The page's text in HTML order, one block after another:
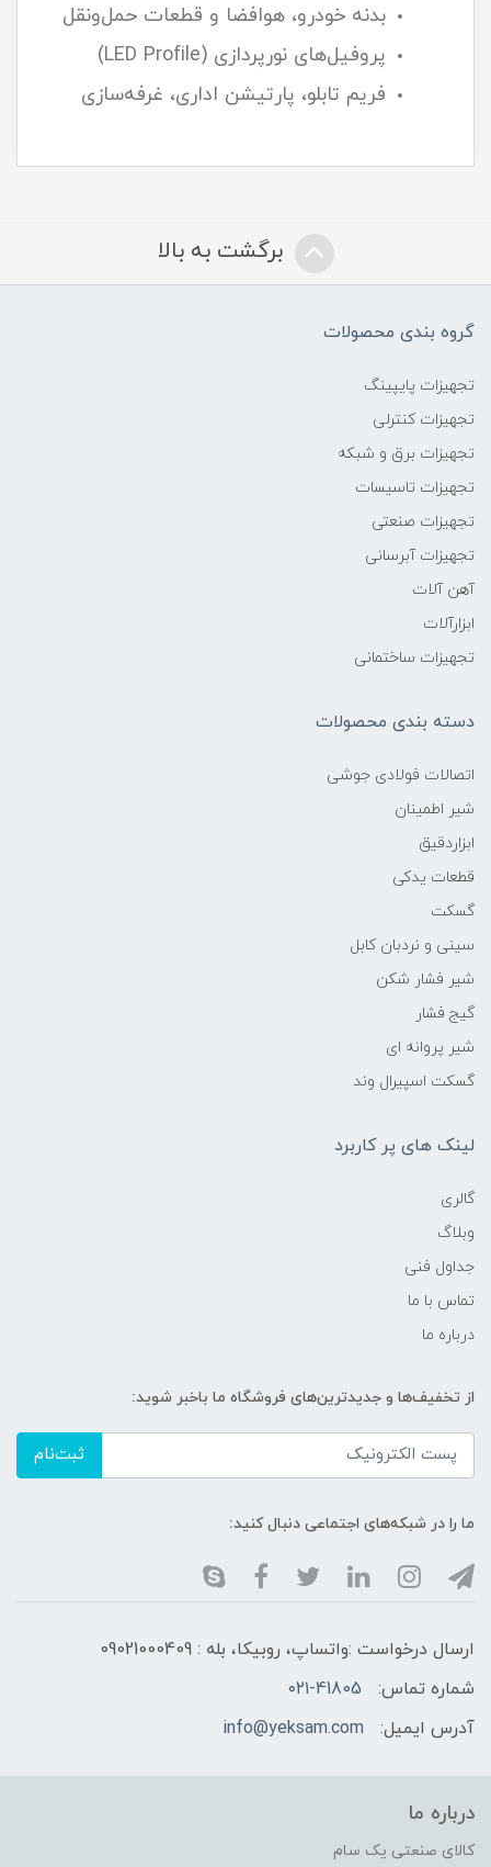
بدنه خودرو، هوافضا و قطعات حمل‌ونقل
پروفیل‌های نورپردازی (LED Profile)
فریم تابلو، پارتیشن اداری، غرفه‌سازی
برگشت به بالا
گروه بندی محصولات
تجهیزات پایپینگ
تجهیزات کنترلی
تجهیزات برق و شبکه
تجهیزات تاسیسات
تجهیزات صنعتی
تجهیزات آبرسانی
آهن آلات
ابزارآلات
تجهیزات ساختمانی
دسته بندی محصولات
اتصالات فولادی جوشی
شیر اطمینان
ابزاردقیق
قطعات یدکی
گسکت
سینی و نردبان کابل
شیر فشار شکن
گیج فشار
شیر پروانه ای
گسکت اسپیرال وند
لینک های پر کاربرد
گالری
وبلاگ
جداول فنی
تماس با ما
درباره ما
از تخفیف‌ها و جدیدترین‌های فروشگاه ما باخبر شوید:
ثبت‌نام
ما را در شبکه‌های اجتماعی دنبال کنید:
ارسال درخواست :واتساپ، روبیکا، بله : 09021000409
شماره تماس:
۰۲۱-41805
آدرس ایمیل:
info@yeksam.com
درباره ما
کالای صنعتی یک سام